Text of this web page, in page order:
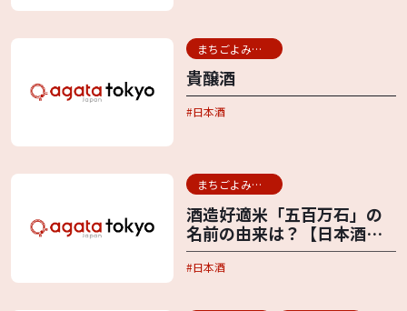
まちごよみ用語辞典
貴醸酒
日本酒
まちごよみ用語辞典
酒造好適米「五百万石」の
名前の由来は？【日本酒に
まつわる言葉】
日本酒